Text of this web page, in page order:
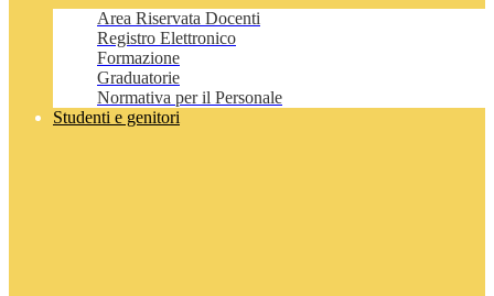
Area Riservata Docenti
Registro Elettronico
Formazione
Graduatorie
Normativa per il Personale
Studenti e genitori